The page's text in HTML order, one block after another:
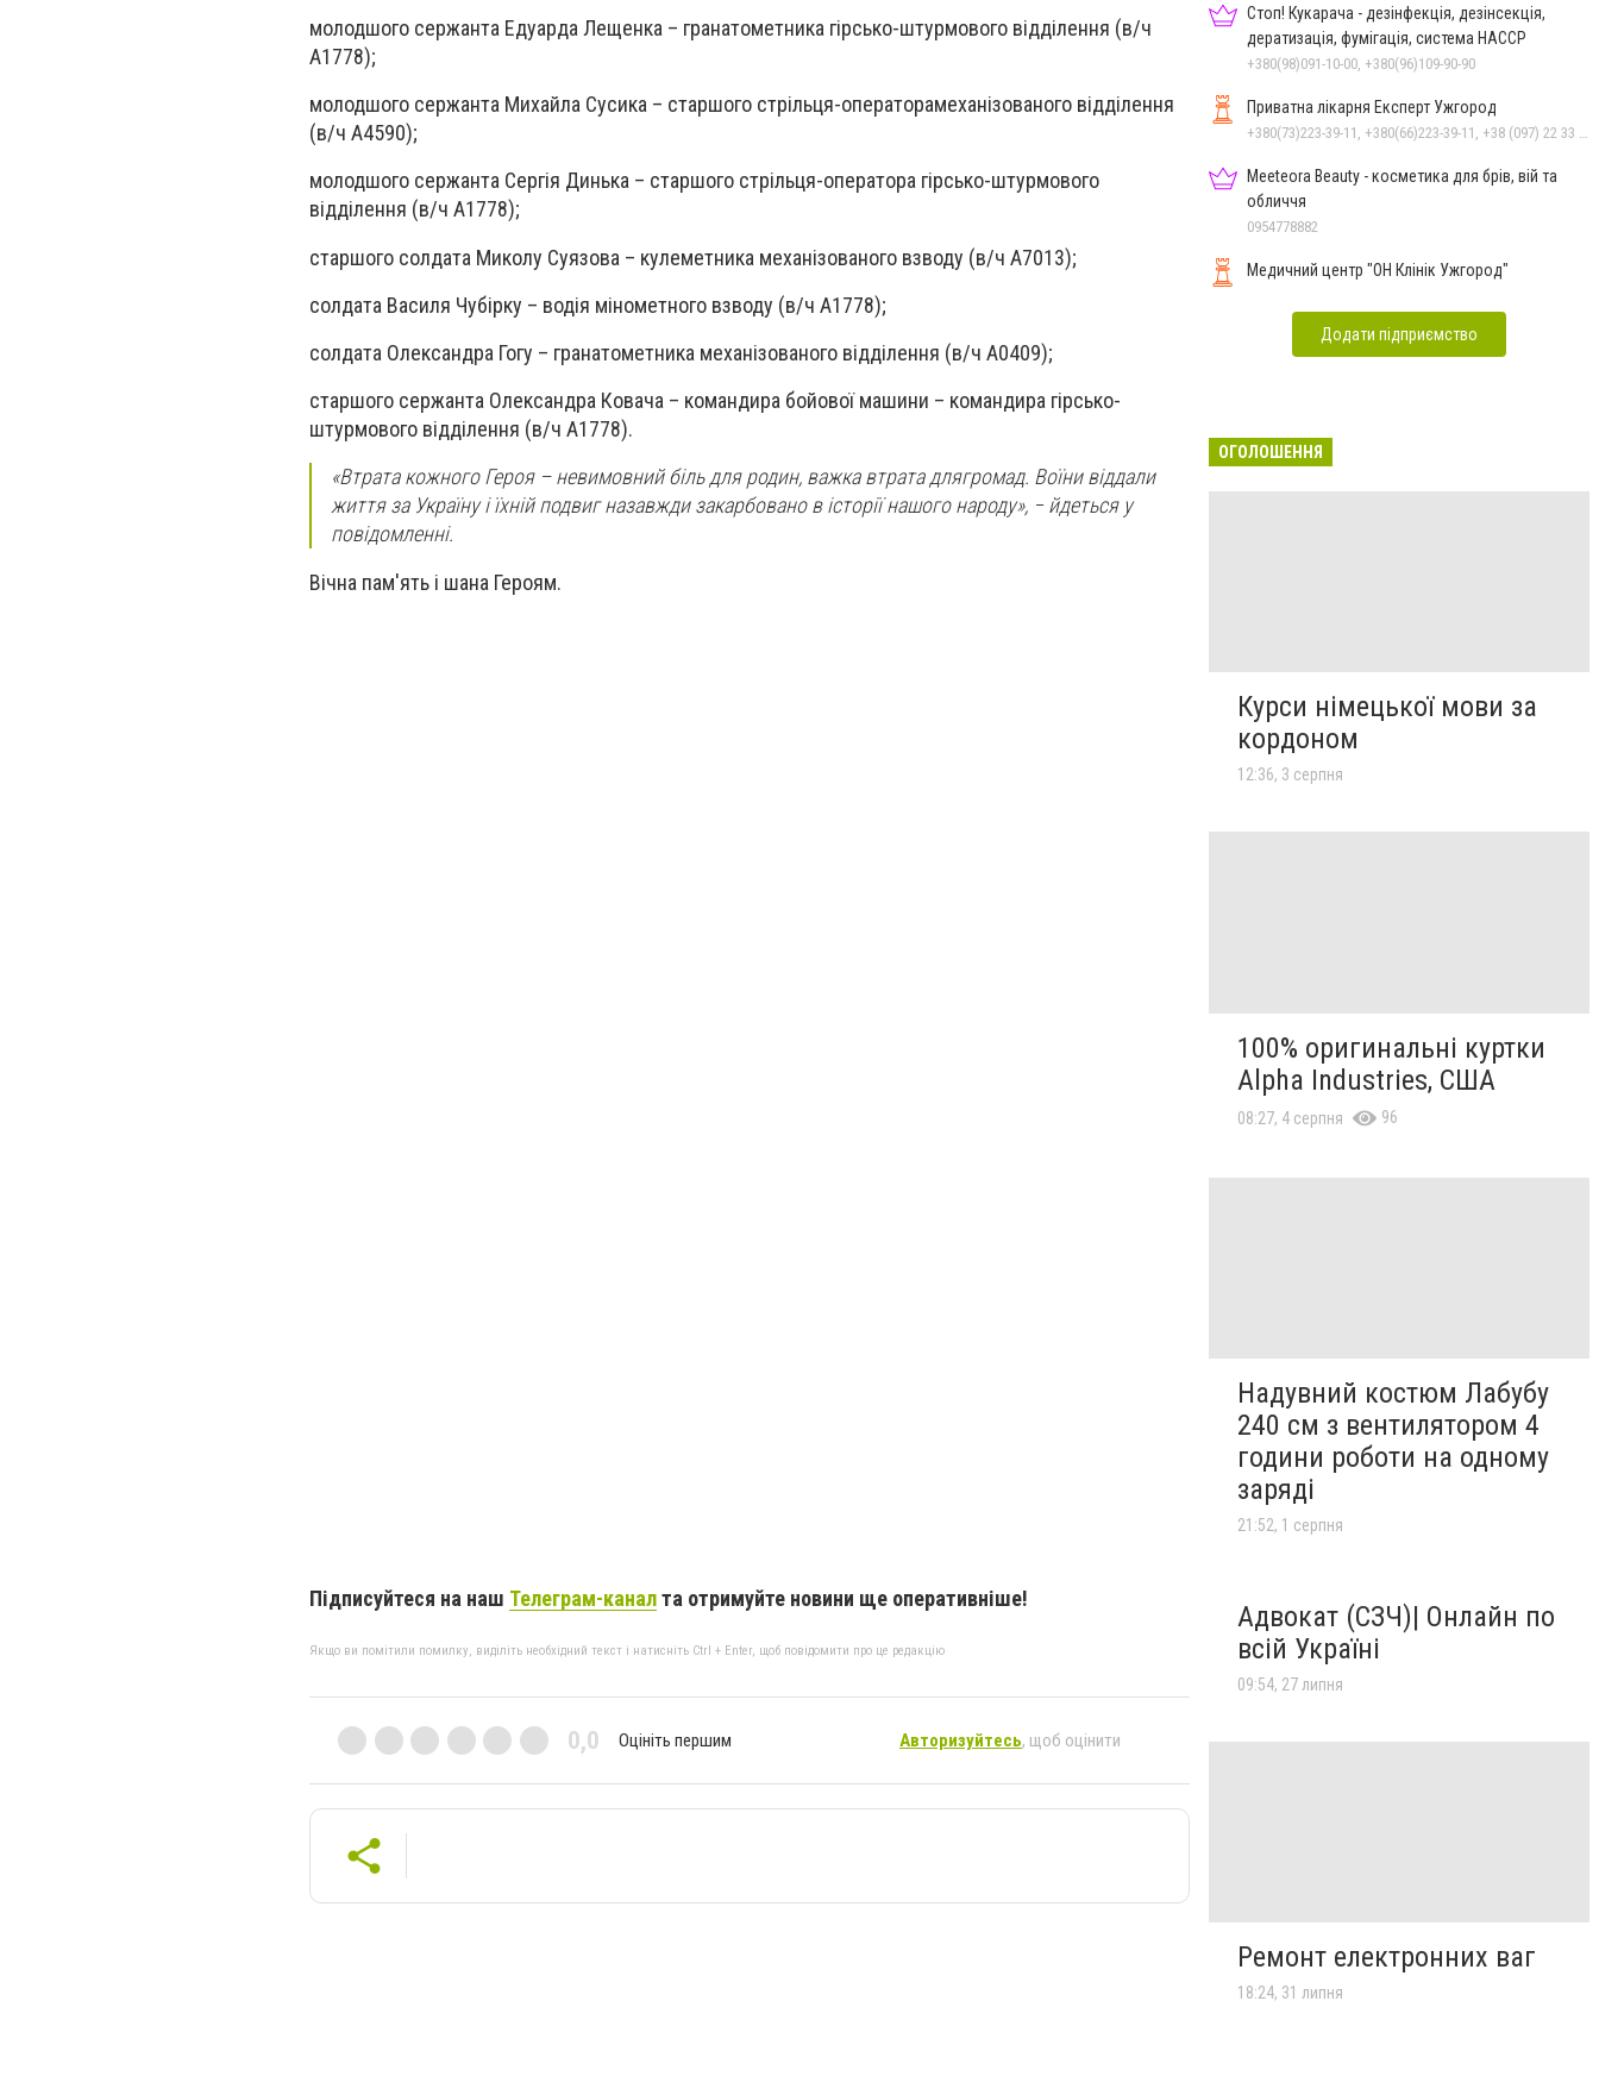
молодшого сержанта Едуарда Лещенка – гранатометника гірсько-штурмового відділення (в/ч
А1778);
молодшого сержанта Михайла Сусика – старшого стрільця-операторамеханізованого відділення
(в/ч А4590);
молодшого сержанта Сергія Динька – старшого стрільця-оператора гірсько-штурмового
відділення (в/ч А1778);
старшого солдата Миколу Суязова – кулеметника механізованого взводу (в/ч А7013);
солдата Василя Чубірку – водія мінометного взводу (в/ч А1778);
солдата Олександра Гогу – гранатометника механізованого відділення (в/ч А0409);
старшого сержанта Олександра Ковача – командира бойової машини – командира гірсько-
штурмового відділення (в/ч А1778).
«Втрата кожного Героя – невимовний біль для родин, важка втрата длягромад. Воїни віддали
життя за Україну і їхній подвиг назавжди закарбовано в історії нашого народу», − йдеться у
повідомленні.
Вічна пам'ять і шана Героям.
Підписуйтеся на наш Телеграм-каналта отримуйте новини ще оперативніше!
Якщо ви помітили помилку, виділіть необхідний текст і натисніть Ctrl + Enter, щоб повідомити про це редакцію
0,0 Оцініть першим Авторизуйтесь, щоб оцінити
Стоп! Кукарача - дезінфекція, дезінсекція,
дератизація, фумігація, система HACCP
+380(98)091-10-00, +380(96)109-90-90
Приватна лікарня Експерт Ужгород
+380(73)223-39-11, +380(66)223-39-11, +38 (097) 22 33 911
Meeteora Beauty - косметика для брів, вій та
обличчя
0954778882
Медичний центр "ОН Клінік Ужгород"
Додати підприємство
ОГОЛОШЕННЯ
Курси німецької мови за
кордоном
12:36, 3 серпня
100% оригинальні куртки
Alpha Industries, США
08:27, 4 серпня 96
Надувний костюм Лабубу
240 см з вентилятором 4
години роботи на одному
заряді
21:52, 1 серпня
Адвокат (СЗЧ)| Онлайн по
всій Україні
09:54, 27 липня
Ремонт електронних ваг
18:24, 31 липня